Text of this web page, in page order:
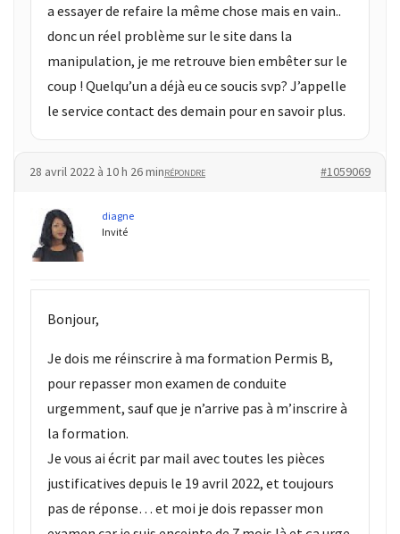
a essayer de refaire la même chose mais en vain..
donc un réel problème sur le site dans la
manipulation, je me retrouve bien embêter sur le
coup ! Quelqu’un a déjà eu ce soucis svp? J’appelle
le service contact des demain pour en savoir plus.
28 avril 2022 à 10 h 26 min #1059069
RÉPONDRE
diagne
Invité
Bonjour,
Je dois me réinscrire à ma formation Permis B,
pour repasser mon examen de conduite
urgemment, sauf que je n’arrive pas à m’inscrire à
la formation.
Je vous ai écrit par mail avec toutes les pièces
justificatives depuis le 19 avril 2022, et toujours
pas de réponse… et moi je dois repasser mon